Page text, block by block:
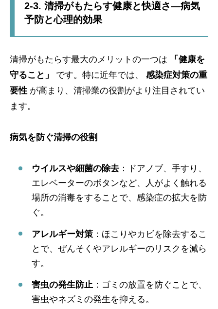
2-3. 清掃がもたらす健康と快適さ—病気
予防と心理的効果
清掃がもたらす最大のメリットの一つは
「健康を
守ること」
です。特に近年では、 感染症対策の重
要性 が高まり、清掃業の役割がより注目されてい
ます。
病気を防ぐ清掃の役割
ウイルスや細菌の除去 ：ドアノブ、手すり、
エレベーターのボタンなど、人がよく触れる
場所の消毒をすることで、感染症の拡大を防
ぐ。
アレルギー対策 ：ほこりやカビを除去するこ
とで、ぜんそくやアレルギーのリスクを減ら
す。
害虫の発生防止 ：ゴミの放置を防ぐことで、
害虫やネズミの発生を抑える。